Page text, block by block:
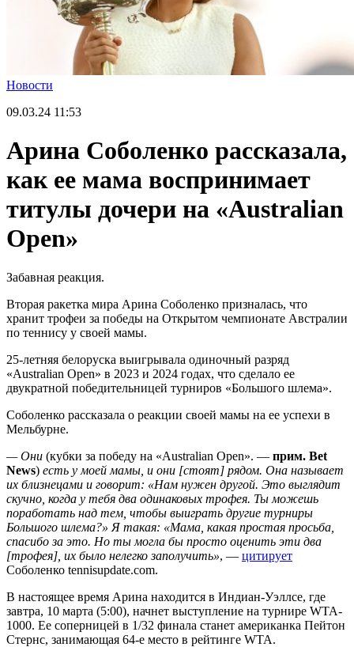
Новости
09.03.24 11:53
Арина Соболенко рассказала,
как ее мама воспринимает
титулы дочери на «Australian
Open»
Забавная реакция.
Вторая ракетка мира Арина Соболенко призналась, что
хранит трофеи за победы на Открытом чемпионате Австралии
по теннису у своей мамы.
25-летняя белоруска выигрывала одиночный разряд
«Australian Open» в 2023 и 2024 годах, что сделало ее
двукратной победительницей турниров «Большого шлема».
Соболенко рассказала о реакции своей мамы на ее успехи в
Мельбурне.
— Они (кубки за победу на «Australian Open». — прим. Bet
News) есть у моей мамы, и они [стоят] рядом. Она называет
их близнецами и говорит: «Нам нужен другой. Это выглядит
скучно, когда у тебя два одинаковых трофея. Ты можешь
поработать над тем, чтобы выиграть другие турниры
Большого шлема?» Я такая: «Мама, какая простая просьба,
спасибо за это. Но ты могла бы просто оценить эти два
[трофея], их было нелегко заполучить», — цитирует
Соболенко tennisupdate.com.
В настоящее время Арина находится в Индиан-Уэллсе, где
завтра, 10 марта (5:00), начнет выступление на турнире WTA-
1000. Ее соперницей в 1/32 финала станет американка Пейтон
Стернс, занимающая 64-е место в рейтинге WTA.